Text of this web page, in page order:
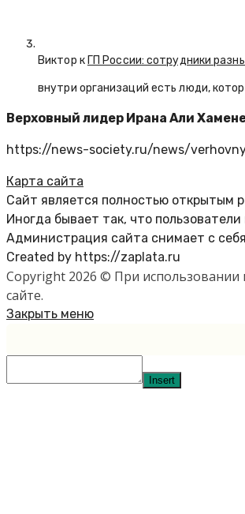
Виктор к ГП России: сотрудники
внутри организаций есть люди,
Верховный лидер Ирана Али
https://news-society.ru/news/
Карта сайта
Сайт является полностью открытым
Иногда бывает так, что
Администрация сайта снимает с
Created by https://zaplata.ru
Copyright 2026 © При
сайте.
Закрыть меню
Insert